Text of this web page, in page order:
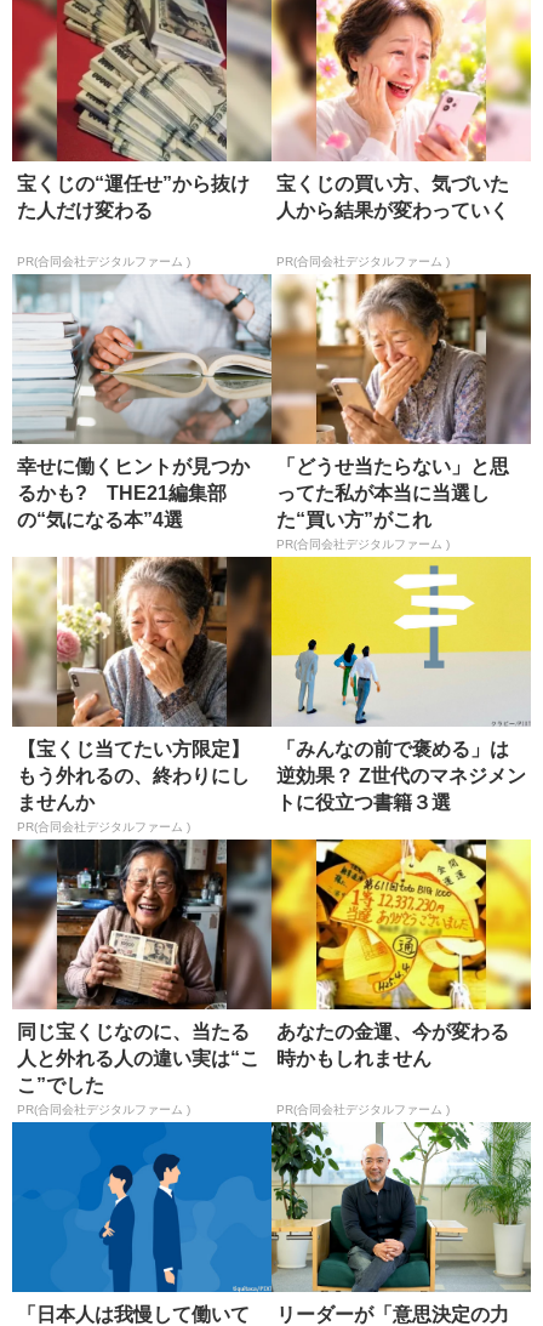
宝くじの“運任せ”から抜け
た人だけ変わる
PR(合同会社デジタルファーム )
宝くじの買い方、気づいた
人から結果が変わっていく
PR(合同会社デジタルファーム )
幸せに働くヒントが見つか
るかも? THE21編集部
の“気になる本”4選
「どうせ当たらない」と思
ってた私が本当に当選し
た“買い方”がこれ
PR(合同会社デジタルファーム )
【宝くじ当てたい方限定】
もう外れるの、終わりにし
ませんか
PR(合同会社デジタルファーム )
「みんなの前で褒める」は
逆効果？ Z世代のマネジメン
トに役立つ書籍３選
同じ宝くじなのに、当たる
人と外れる人の違い実は“こ
こ”でした
PR(合同会社デジタルファーム )
あなたの金運、今が変わる
時かもしれません
PR(合同会社デジタルファーム )
「日本人は我慢して働いて
リーダーが「意思決定の力